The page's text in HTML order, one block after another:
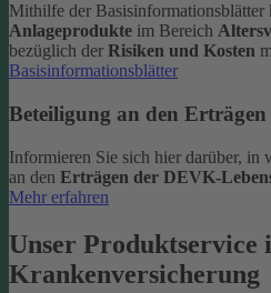
Mithilfe der Basisinformationsblätter
Anlageprodukte im Bereich
bezüglich der Risiken und Kosten
Basisinformationsblätter
Beteiligung an den Erträgen
Informieren Sie sich hier darüber, in
an den Erträgen der DEVK-
Mehr erfahren
Unser Produktservice
Krankenversicherung